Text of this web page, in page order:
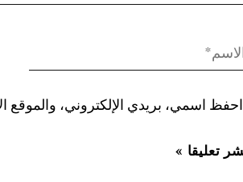
احفظ اسمي، بريدي الإلكتروني، والموقع